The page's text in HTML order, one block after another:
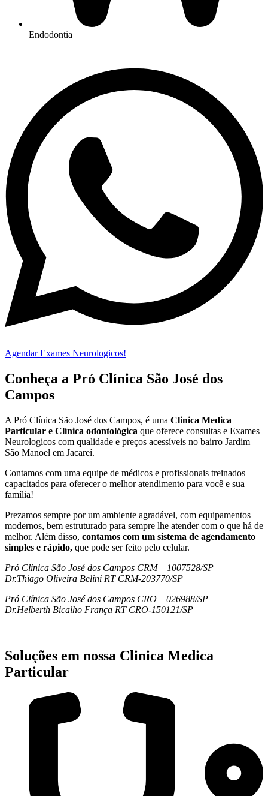
Endodontia
Agendar Exames Neurologicos!
Conheça a Pró Clínica São José dos
Campos
A Pró Clínica São José dos Campos, é uma Clinica Medica
Particular e Clínica odontológica que oferece consultas e Exames
Neurologicos com qualidade e preços acessíveis no bairro Jardim
São Manoel em Jacareí.
Contamos com uma equipe de médicos e profissionais treinados
capacitados para oferecer o melhor atendimento para você e sua
família!
Prezamos sempre por um ambiente agradável, com equipamentos
modernos, bem estruturado para sempre lhe atender com o que há de
melhor. Além disso, contamos com um sistema de agendamento
simples e rápido, que pode ser feito pelo celular.
Pró Clínica São José dos Campos CRM – 1007528/SP
Dr.Thiago Oliveira Belini RT CRM-203770/SP
Pró Clínica São José dos Campos CRO – 026988/SP
Dr.Helberth Bicalho França RT CRO-150121/SP
Soluções em nossa Clinica Medica
Particular